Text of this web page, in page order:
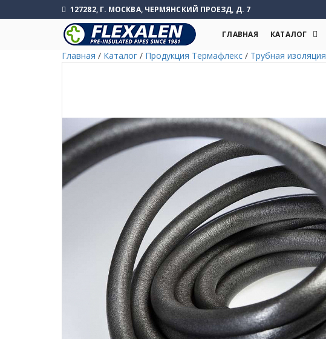
127282, Г. МОСКВА, ЧЕРМЯНСКИЙ ПРОЕЗД, Д. 7
ГЛАВНАЯ КАТАЛОГ
Главная / Каталог / Продукция Термафлекс / Трубная изоляция